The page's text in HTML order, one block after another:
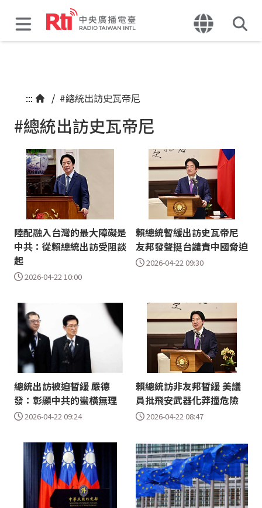
::: / #總統出訪史瓦帝尼
#總統出訪史瓦帝尼
陸配融入台灣的最大障礙是
中共：從賴總統出訪受阻談
起
2026-04-22 10:00
賴總統暫緩出訪史瓦帝尼
友邦發聲挺台譴責中國脅迫
2026-04-22 09:30
總統出訪被迫暫緩 嚴德
發：彰顯中共的蠻橫無理
2026-04-22 09:24
賴總統訪非友邦暫緩 美議
員批飛安武器化莽撞危險
2026-04-22 08:47